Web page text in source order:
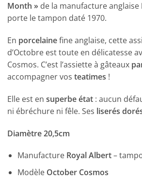
Month » de la manufacture anglaise
porte le tampon daté 1970.
En porcelainefine anglaise, cette
d’Octobre est toute en délicatesse
Cosmos. C’est l’assiette à gâteaux
accompagner vos teatimes !
Elle est en superbe état : aucun
ni ébréchure ni fêle. Ses liserés
Diamètre 20,5cm
Manufacture Royal Albert–
Modèle October Cosmos